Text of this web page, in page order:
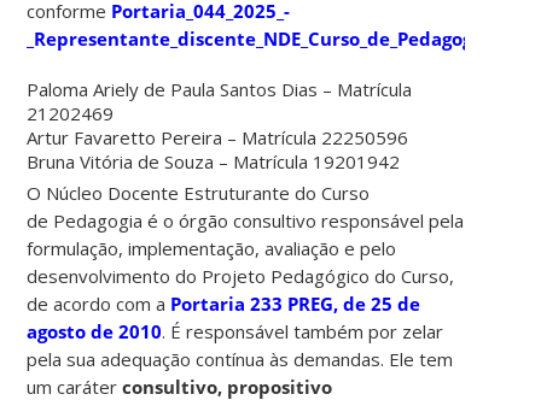
conforme Portaria_044_2025_-
_Representante_discente_NDE_Curso_de_Pedagogia
Paloma Ariely de Paula Santos Dias – Matrícula
21202469
Artur Favaretto Pereira – Matrícula 22250596
Bruna Vitória de Souza – Matrícula 19201942
O Núcleo Docente Estruturante do Curso
de Pedagogia é o órgão consultivo responsável pela
formulação, implementação, avaliação e pelo
desenvolvimento do Projeto Pedagógico do Curso,
de acordo com a Portaria 233 PREG, de 25 de
agosto de 2010. É responsável também por zelar
pela sua adequação contínua às demandas. Ele tem
um caráterconsultivo, propositivo